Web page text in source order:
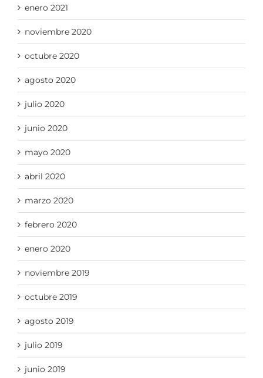
enero 2021
noviembre 2020
octubre 2020
agosto 2020
julio 2020
junio 2020
mayo 2020
abril 2020
marzo 2020
febrero 2020
enero 2020
noviembre 2019
octubre 2019
agosto 2019
julio 2019
junio 2019